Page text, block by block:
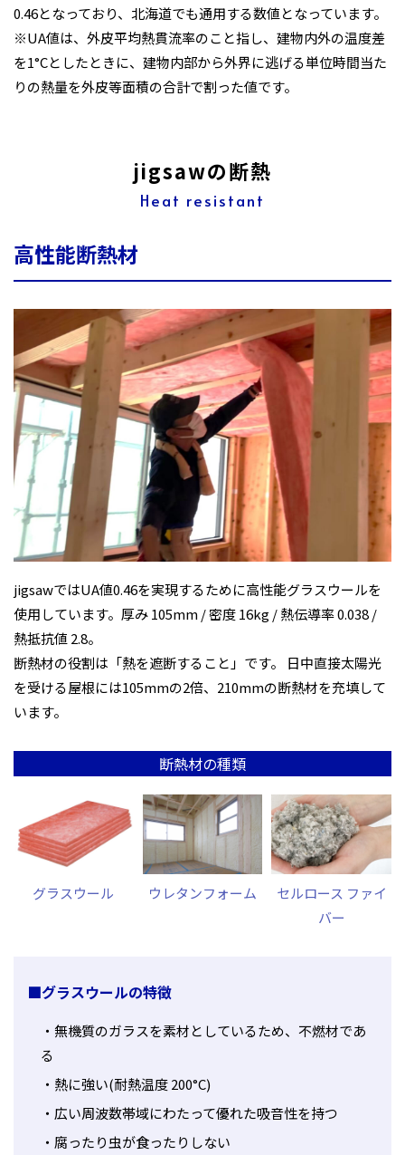
0.46となっており、北海道でも通用する数値となっています。
※UA値は、外皮平均熱貫流率のこと指し、建物内外の温度差
を1°Cとしたときに、建物内部から外界に逃げる単位時間当た
りの熱量を外皮等面積の合計で割った値です。
jigsawの断熱
Heat resistant
高性能断熱材
jigsawではUA値0.46を実現するために高性能グラスウールを
使用しています。厚み 105mm / 密度 16kg / 熱伝導率 0.038 /
熱抵抗値 2.8。
断熱材の役割は「熱を遮断すること」です。 日中直接太陽光
を受ける屋根には105mmの2倍、210mmの断熱材を充填して
います。
断熱材の種類
グラスウール ウレタンフォーム
セルロース ファイ
バー
■グラスウールの特徴
無機質のガラスを素材としているため、不燃材であ
る
熱に強い(耐熱温度 200°C)
広い周波数帯域にわたって優れた吸音性を持つ
腐ったり虫が食ったりしない